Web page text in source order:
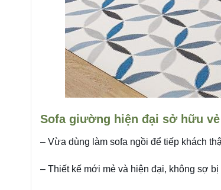
Sofa giường hiện đại sở hữu
– Vừa dùng làm sofa ngồi để tiếp khách
– Thiết kế mới mẻ và hiện đại, không sợ